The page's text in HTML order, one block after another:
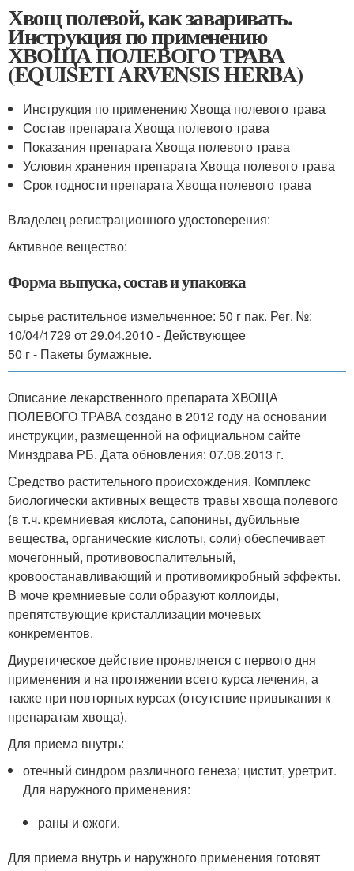
Хвощ полевой, как заваривать.
Инструкция по применению
ХВОЩА ПОЛЕВОГО ТРАВА
(EQUISETI ARVENSIS HERBA)
Инструкция по применению Хвоща полевого трава
Состав препарата Хвоща полевого трава
Показания препарата Хвоща полевого трава
Условия хранения препарата Хвоща полевого трава
Срок годности препарата Хвоща полевого трава
Владелец регистрационного удостоверения:
Активное вещество:
Форма выпуска, состав и упаковка
сырье растительное измельченное: 50 г пак. Рег. №:
10/04/1729 от 29.04.2010 - Действующее
50 г - Пакеты бумажные.
Описание лекарственного препарата ХВОЩА
ПОЛЕВОГО ТРАВА создано в 2012 году на основании
инструкции, размещенной на официальном сайте
Минздрава РБ. Дата обновления: 07.08.2013 г.
Средство растительного происхождения. Комплекс
биологически активных веществ травы хвоща полевого
(в т.ч. кремниевая кислота, сапонины, дубильные
вещества, органические кислоты, соли) обеспечивает
мочегонный, противовоспалительный,
кровоостанавливающий и противомикробный эффекты.
В моче кремниевые соли образуют коллоиды,
препятствующие кристаллизации мочевых
конкрементов.
Диуретическое действие проявляется с первого дня
применения и на протяжении всего курса лечения, а
также при повторных курсах (отсутствие привыкания к
препаратам хвоща).
Для приема внутрь:
отечный синдром различного генеза; цистит, уретрит.
Для наружного применения:
раны и ожоги.
Для приема внутрь и наружного применения готовят